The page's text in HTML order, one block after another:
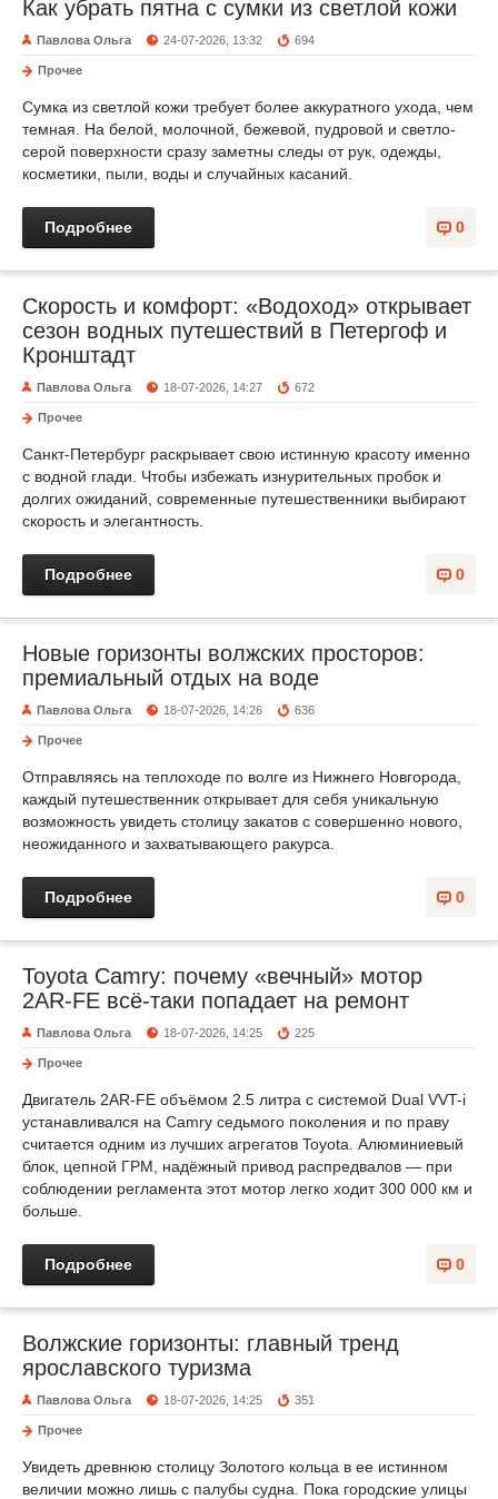
Как убрать пятна с сумки из светлой кожи
Павлова Ольга 24-07-2026, 13:32 694
Прочее
Сумка из светлой кожи требует более аккуратного ухода, чем
темная. На белой, молочной, бежевой, пудровой и светло-
серой поверхности сразу заметны следы от рук, одежды,
косметики, пыли, воды и случайных касаний.
0
Подробнее
Скорость и комфорт: «Водоход» открывает
сезон водных путешествий в Петергоф и
Кронштадт
Павлова Ольга 18-07-2026, 14:27 672
Прочее
Санкт-Петербург раскрывает свою истинную красоту именно
с водной глади. Чтобы избежать изнурительных пробок и
долгих ожиданий, современные путешественники выбирают
скорость и элегантность.
0
Подробнее
Новые горизонты волжских просторов:
премиальный отдых на воде
Павлова Ольга 18-07-2026, 14:26 636
Прочее
Отправляясь на теплоходе по волге из Нижнего Новгорода,
каждый путешественник открывает для себя уникальную
возможность увидеть столицу закатов с совершенно нового,
неожиданного и захватывающего ракурса.
0
Подробнее
Toyota Camry: почему «вечный» мотор
2AR-FE всё-таки попадает на ремонт
Павлова Ольга 18-07-2026, 14:25 225
Прочее
Двигатель 2AR-FE объёмом 2.5 литра с системой Dual VVT-i
устанавливался на Camry седьмого поколения и по праву
считается одним из лучших агрегатов Toyota. Алюминиевый
блок, цепной ГРМ, надёжный привод распредвалов — при
соблюдении регламента этот мотор легко ходит 300 000 км и
больше.
0
Подробнее
Волжские горизонты: главный тренд
ярославского туризма
Павлова Ольга 18-07-2026, 14:25 351
Прочее
Увидеть древнюю столицу Золотого кольца в ее истинном
величии можно лишь с палубы судна. Пока городские улицы